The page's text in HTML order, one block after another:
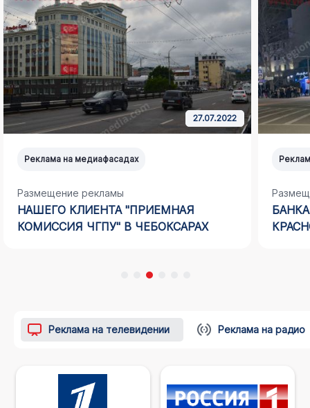
27.07.2022
Реклама на медиафасадах
Размещение рекламы
НАШЕГО КЛИЕНТА "ПРИЕМНАЯ
КОМИССИЯ ЧГПУ" В ЧЕБОКСАРАХ
Реклама на телевидении Реклама на радио